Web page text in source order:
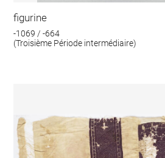
figurine
-1069 / -664
(Troisième Période intermédiaire)